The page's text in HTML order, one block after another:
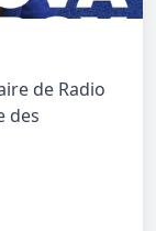
de Radio
des